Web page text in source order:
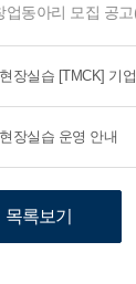
동아리 모집 공
장실습 [TMCK] 기
장실습 운영 안내
목록보기